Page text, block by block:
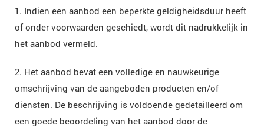
1. Indien een aanbod een beperkte geldigheidsduur heeft
of onder voorwaarden geschiedt, wordt dit nadrukkelijk in
het aanbod vermeld.
2. Het aanbod bevat een volledige en nauwkeurige
omschrijving van de aangeboden producten en/of
diensten. De beschrijving is voldoende gedetailleerd om
een goede beoordeling van het aanbod door de